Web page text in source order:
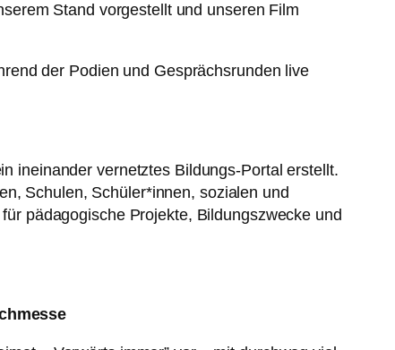
Stand vorgestellt und unseren Film
der Podien und Gesprächsrunden live
ineinander vernetztes Bildungs-Portal erstellt.
Schulen, Schüler*innen, sozialen und
pädagogische Projekte, Bildungszwecke und